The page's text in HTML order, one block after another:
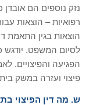
נזק נוספים הם
רפואיות – הוצאות
הוצאות בגין התאמת
לסיום המשפט. יודגש
הפגיעה והפיצויים.
פיצוי ועזרה במשק
ש. מה דין הפיצוי